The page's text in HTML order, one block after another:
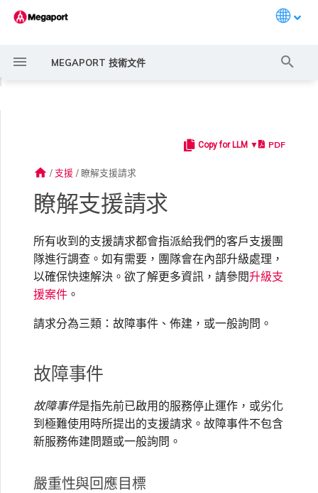
MEGAPORT 技術文件
快速開始
設定 Megaport 帳戶
概述
強制多重身分驗證
設定單一登入
邀請使用者加入帳戶
設定財務資訊
Megaport Portal 儀表板
瞭解服務頁面
連線至 Latitude.sh
瞭解位置資訊
常見多雲連線情境
使用 Megaport 解決方案實
現 MPLS 網路現代化
以服務供應商身分使用
Megaport 上雲即服務
MACsec
IPsec
雲端原生 VPN 加密
高速跨雲加密
訂購交叉連接
訂購本地迴路
Port 備援
鏈路聚合群組（LAG）
建立 LAG
終止 Port
建立私有 VXC
遷移 VXC
設定服務金鑰
使用服務金鑰建立連線
設定 Q-in-Q
變更合約 VXC 的速率
路由指南
Port
MCR
MVE
終止 Megaport Internet 連
11:11 Systems
阿里雲專線接入
AWS Direct Connect
Azure ExpressRoute
Cloudflare
MCR
概述
阿里雲 MCR 連線
AWS Direct Connect
Azure MCR 連線
Google MCR 連線
MVE
概述
Aviatrix
Versa SD-WAN
MCR 進階 VLAN 與路由功能
MCR 備援
建立 MCR
建立 MCR VXC
設定 MCR
使用封包過濾
路由過濾
路由彙總
設定 BGP 進階設定
MVE 部署情境
MVE 位置
MVE 備援
vNIC 連線類型
Megaport 網路中的 SSE 與
6WIND
6WIND 概述
規劃部署
建立 MVE
建立 VXC
終止 MVE
Anapaya
Anapaya 概述
建立 MVE
建立 VXC
連線 MVE
Aruba SD-WAN 概述
建立 MVE
建立 VXC
連線 MVE
Aviatrix Secure Edge 概述
建立 MVE
建立 VXC
連線 MVE
Check Point CloudGuard 概
建立 MVE
Cisco MVE 概述
建立 MVE
建立 VXC
連線 MVE
終止 MVE
Fortinet FortiGate 概述
建立 MVE
建立 VXC
連線 MVE
基於 FGSP 設定 Fortinet 防
Juniper MVE 概述
建立 MVE
建立 VXC
連線 MVE
VM-Series Firewall
Peplink FusionHub 概述
建立 MVE
建立 VXC
連線 MVE
Versa SD-WAN 概述
建立 MVE
建立 VXC
連線 MVE
VMware SD-WAN 概述
建立 MVE
建立 VXC
連線 MVE
設定 IX
IX 需求
AMS-IX 連線
France-IX 連線
管理 IX
編輯 IX
遷移 IX
關閉 IX
終止 IX
IX 工具與功能
MegaIX 功能概述
IX 遙測
建立個人檔案
申請連線
Marketplace 通知
監控 MCR
監控 MVE
監控服務狀態
管理個人檔案
設定電子郵件通知
更新公司資訊
Marketplace 個人檔案
新增和修改使用者
Port 定價與合約條款
VXC 定價與合約條款
Megaport Internet 定價與合
約條款
MVE 定價與合約條款
啟用計費市場
指派財務角色
更新帳單資訊
信用卡付款
瞭解 Megaport 帳單
客戶現場服務
建立 API 金鑰
管理使用者
建立 Port
建立服務金鑰
建立 VXC
變更 VXC 設定
快速開始
建立 Megaport Terraform
Provider 設定檔
使用 Megaport Terraform
Terraform 狀態管理
匯入現有生產服務
Server（公開測試版）
啟用 Port
容量錯誤
Port 與 VXC
Port 或 VXC 中斷或不穩定
Port 或 VXC 封包遺失
吞吐量與效能
VXC 連線
MCR
MCR 中斷或無法使用
MCR BGP 工作階段中斷
其他 MCR 問題
MVE 中斷或無法使用
SD-WAN 管理連線
IX 連線
IX BGP 工作階段中斷
雲端服務供應商互聯位址空間
Megaport Internet
嚴重性與回應目標
注意事項
佈建
一般詢問
Solution Architect 或
帳務問題
Copy for LLM ▼ PDF
home / 支援 / 瞭解支援請求
瞭解支援請求
所有收到的支援請求都會指派給我們的客戶支援團
隊進行調查。如有需要，團隊會在內部升級處理，
以確保快速解決。欲了解更多資訊，請參閱升級支
援案件 。
請求分為三類：故障事件、佈建，或一般詢問。
故障事件
故障事件是指先前已啟用的服務停止運作，或劣化
到極難使用時所提出的支援請求。故障事件不包含
新服務佈建問題或一般詢問。
嚴重性與回應目標